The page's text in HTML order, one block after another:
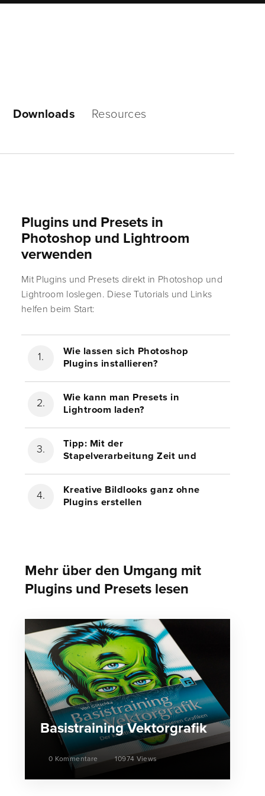
Downloads Resources
Plugins und Presets in
Photoshop und Lightroom
verwenden
Mit Plugins und Presets direkt in Photoshop und
Lightroom loslegen. Diese Tutorials und Links
helfen beim Start:
Wie lassen sich Photoshop
Plugins installieren?
Wie kann man Presets in
Lightroom laden?
Tipp: Mit der
Stapelverarbeitung Zeit und
Kreative Bildlooks ganz ohne
Plugins erstellen
Mehr über den Umgang mit
Plugins und Presets lesen
Basistraining Vektorgrafik
0 Kommentare 10974 Views